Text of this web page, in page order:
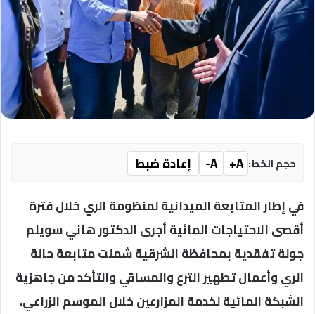
حجم الخط: A+
A-
إعادة ضبط
في إطار المتابعة الميدانية لمنظومة الري خلال فترة
أقصى الاحتياجات المائية أجرى الدكتور هاني سويلم
جولة تفقدية بمحافظة الشرقية شملت متابعة حالة
الري وأعمال تطهير الترع والمساقي والتأكد من جاهزية
الشبكة المائية لخدمة المزارعين خلال الموسم الزراعي.